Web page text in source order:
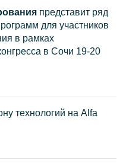
представит ряд
для участников
в рамках
в Сочи 19-20
технологий на Alfa